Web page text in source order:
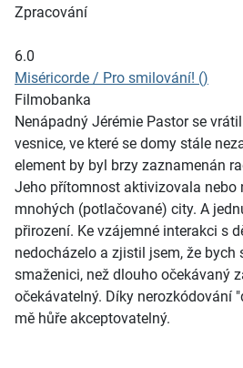
Zpracování
6.0
Miséricorde / Pro smilování! ()
Filmobanka
Nenápadný Jérémie Pastor se
vesnice, ve které se domy stále
element by byl brzy zaznamenán
Jeho přítomnost aktivizovala nebo
mnohých (potlačované) city. A
přirození. Ke vzájemné interakci s
nedocházelo a zjistil jsem, že bych
smaženici, než dlouho očekávaný
očekávatelný. Díky nerozkódování
mě hůře akceptovatelný.